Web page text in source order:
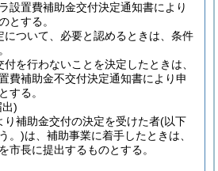
設置費補助金交付決定通知書により
とする。
について、必要と認めるときは、条件
を行わないことを決定したときは、
費補助金不交付決定通知書により申
する。
)
り補助金交付の決定を受けた者(以下
。)は、補助事業に着手したときは、
市長に提出するものとする。